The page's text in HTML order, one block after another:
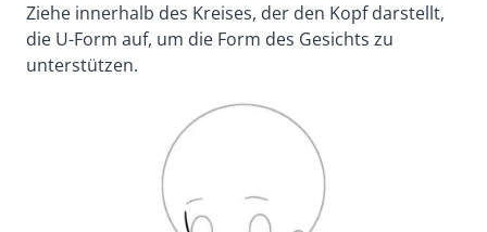
Ziehe innerhalb des Kreises, der den Kopf darstellt,
die U-Form auf, um die Form des Gesichts zu
unterstützen.